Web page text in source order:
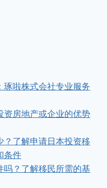
琢啦株式会社专业服务
资房地产或企业的优势
？了解申请日本投资移
条件
吗？了解移民所需的基